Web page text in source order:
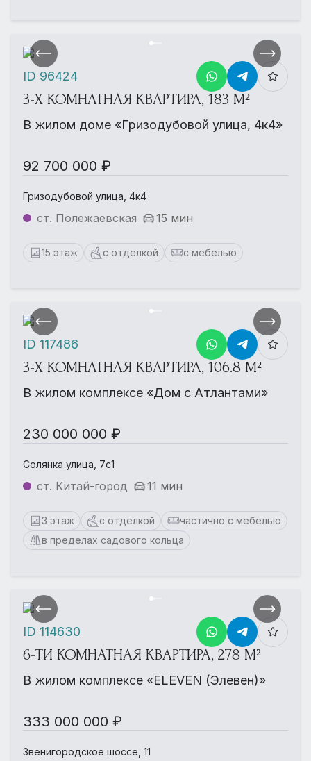
3-Х КОМНАТНАЯ КВАРТИРА, 183 М²
В жилом доме «Гризодубовой улица, 4к4»
92 700 000 ₽
Гризодубовой улица, 4к4
ст. Полежаевская 15 мин
15 этаж с отделкой с мебелью
ID 96424
3-Х КОМНАТНАЯ КВАРТИРА, 106.8 М²
В жилом комплексе «Дом с Атлантами»
230 000 000 ₽
Солянка улица, 7с1
ст. Китай-город 11 мин
3 этаж с отделкой
частично с мебелью
в пределах садового кольца
ID 117486
6-ТИ КОМНАТНАЯ КВАРТИРА, 278 М²
В жилом комплексе «ELEVEN (Элевен)»
333 000 000 ₽
Звенигородское шоссе, 11
ID 114630